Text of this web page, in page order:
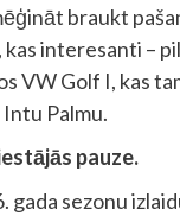
braukt
interesanti –
VW Golf I, kas
Palmu.
pauze.
gada sezonu